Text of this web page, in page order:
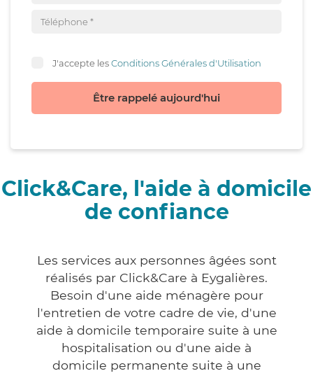
J'accepte lesConditions Générales d'Utilisation
Être rappelé aujourd'hui
Click&Care, l'aide à domicile
de confiance
Les services aux personnes âgées sont
réalisés par Click&Care à Eygalières.
Besoin d'une aide ménagère pour
l'entretien de votre cadre de vie, d'une
aide à domicile temporaire suite à une
hospitalisation ou d'une aide à
domicile permanente suite à une